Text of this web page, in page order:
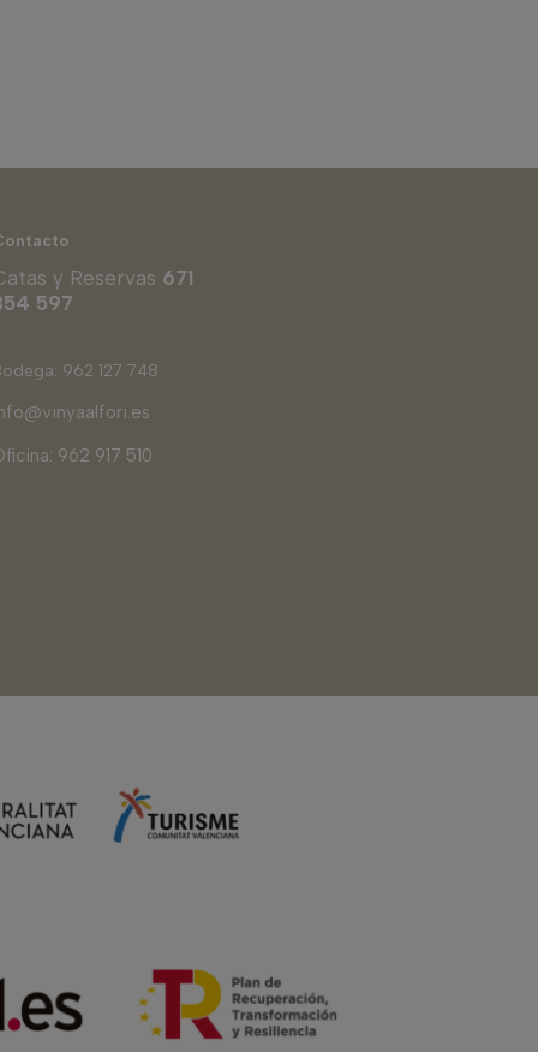
y Reservas 671
597
962 127 748
962 917 510